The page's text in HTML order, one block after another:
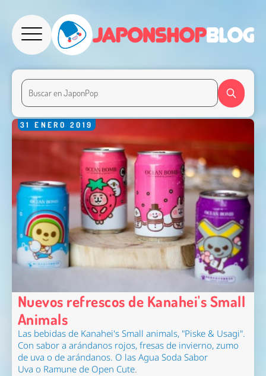
31 ENERO 2019
Nuevos refrescos de Kanahei's Small
Animals
Las bebidas de Kanahei's Small animals, "Piske & Usagi".
Con sabor a arándanos rojos, fresas de invierno, zumo
de uva o de arándanos. O las Agua Soda Sabor
Uva o Ramune de Open Cute.